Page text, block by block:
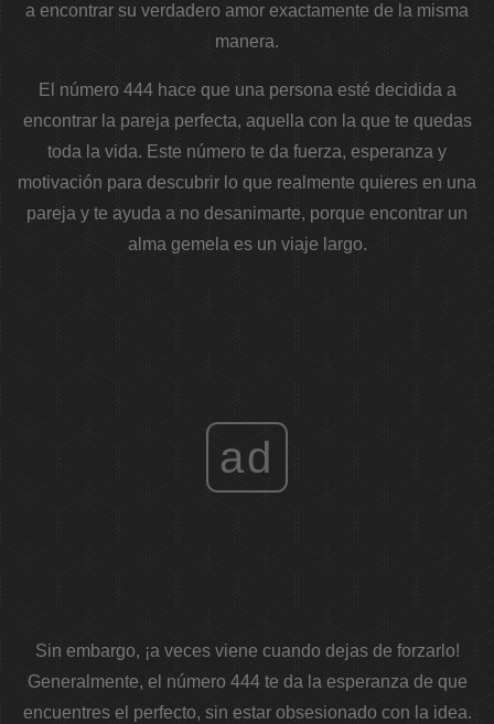
a encontrar su verdadero amor exactamente de la misma
manera.
El número 444 hace que una persona esté decidida a
encontrar la pareja perfecta, aquella con la que te quedas
toda la vida. Este número te da fuerza, esperanza y
motivación para descubrir lo que realmente quieres en una
pareja y te ayuda a no desanimarte, porque encontrar un
alma gemela es un viaje largo.
ad
Sin embargo, ¡a veces viene cuando dejas de forzarlo!
Generalmente, el número 444 te da la esperanza de que
encuentres el perfecto, sin estar obsesionado con la idea.